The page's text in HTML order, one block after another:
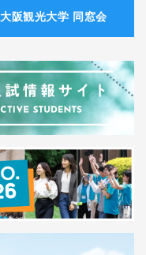
⼤阪観光⼤学 同窓会